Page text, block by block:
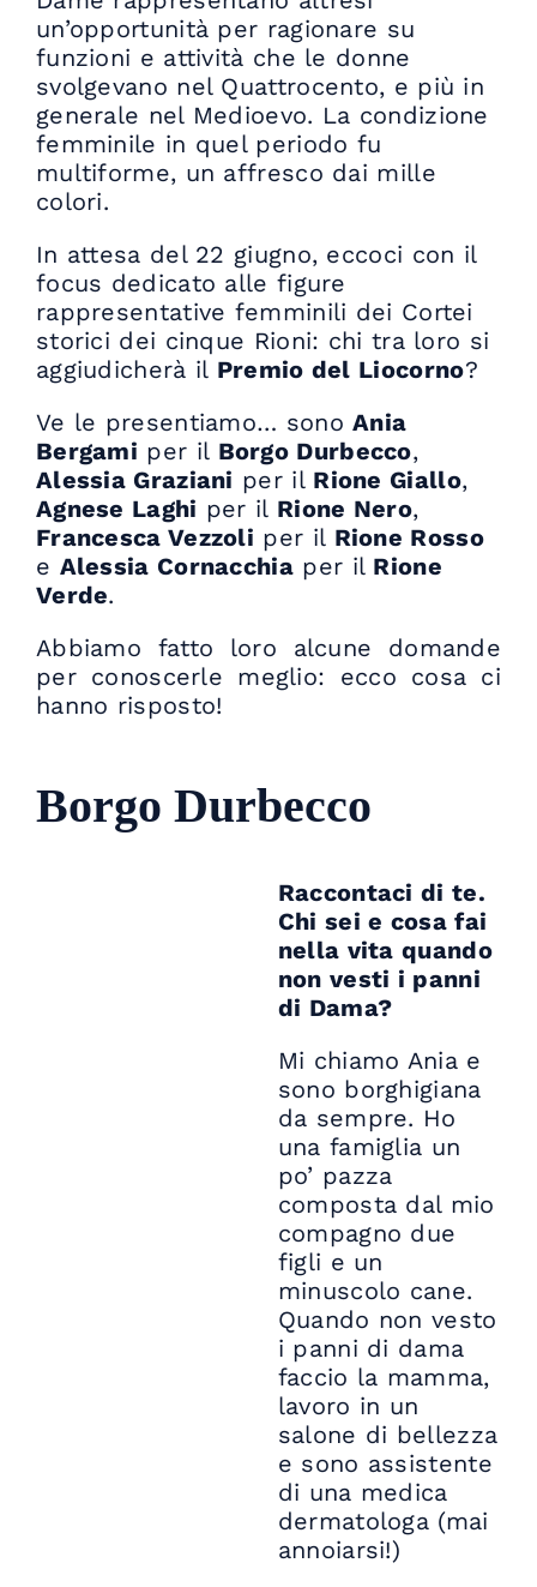
un’opportunità per ragionare su
funzioni e attività che le donne
svolgevano nel Quattrocento, e più in
generale nel Medioevo. La condizione
femminile in quel periodo fu
multiforme, un affresco dai mille
colori.
In attesa del 22 giugno, eccoci con il
focus dedicato alle figure
rappresentative femminili dei Cortei
storici dei cinque Rioni: chi tra loro si
aggiudicherà il Premio del Liocorno?
Ve le presentiamo… sonoAnia
Bergami per il Borgo Durbecco,
Alessia Graziani per il Rione Giallo,
Agnese Laghi per il Rione Nero,
Francesca Vezzoli per il Rione Rosso
e Alessia Cornacchia per il Rione
Verde.
Abbiamo fatto loro alcune domande
per conoscerle meglio: ecco cosa ci
hanno risposto!
Borgo Durbecco
Raccontaci di te.
Chi sei e cosa fai
nella vita quando
non vesti i panni
di Dama?
Mi chiamo Ania e
sono borghigiana
da sempre. Ho
una famiglia un
po’ pazza
composta dal mio
compagno due
figli e un
minuscolo cane.
Quando non vesto
i panni di dama
faccio la mamma,
lavoro in un
salone di bellezza
e sono assistente
di una medica
dermatologa (mai
annoiarsi!)